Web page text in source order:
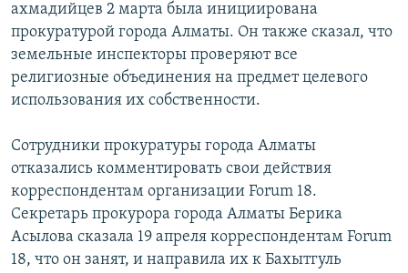
ахмадийцев 2 марта была инициирована
прокуратурой города Алматы. Он также сказал, что
земельные инспекторы проверяют все
религиозные объединения на предмет целевого
использования их собственности.
Сотрудники прокуратуры города Алматы
отказались комментировать свои действия
корреспондентам организации Forum 18.
Секретарь прокурора города Алматы Берика
Асылова сказала 19 апреля корреспондентам Forum
18, что он занят, и направила их к Бахытгуль